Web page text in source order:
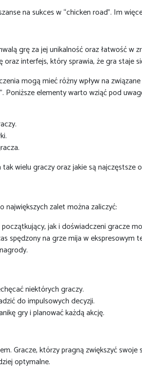
na sukces w “chicken road”. Im
grę za jej unikalność oraz łatwość w
interfejs, który sprawia, że gra staje
mogą mieć różny wpływ na
elementy warto wziąć pod
wielu graczy oraz jakie są najczęstsze
największych zalet można zaliczyć:
jak i doświadczeni gracze
spędzony na grze mija w ekspresowym
niektórych graczy.
do impulsowych decyzji.
gry i planować każdą akcję.
Gracze, którzy pragną zwiększyć
optymalne.